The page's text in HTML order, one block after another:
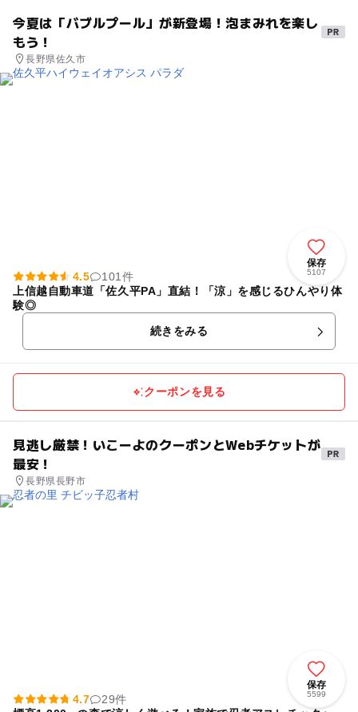
今夏は「バブルプール」が新登場！泡まみれを楽し
もう！
長野県佐久市
保存
5107
4.5
101件
上信越自動車道「佐久平PA」直結！「涼」を感じるひんやり体
験◎
続きをみる
クーポンを見る
見逃し厳禁！いこーよのクーポンとWebチケットが
最安！
長野県長野市
保存
5599
4.7
29件